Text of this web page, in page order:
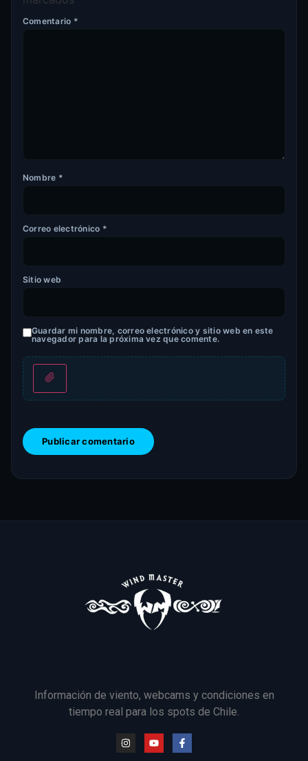
Comentario *
Nombre *
Correo electrónico *
Sitio web
Guardar mi nombre, correo electrónico y sitio web en este
navegador para la próxima vez que comente.
Información de viento, webcams y condiciones en
tiempo real para los spots de Chile.